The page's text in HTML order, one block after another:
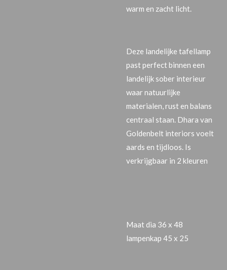
warm en zacht licht.
Deze landelijke tafellamp
past perfect binnen een
landelijk sober interieur
waar natuurlijke
materialen, rust en balans
centraal staan. Dhara van
Goldenbelt interiors voelt
aards en tijdloos. Is
verkrijgbaar in 2 kleuren
Maat dia 36 x 48
lampenkap 45 x 25